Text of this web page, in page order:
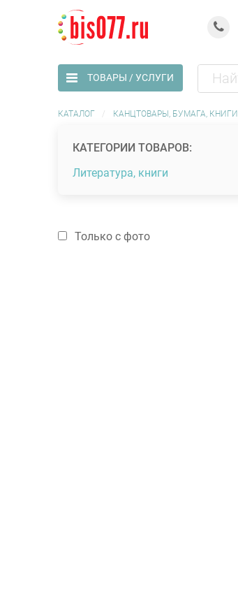
ТОВАРЫ / УСЛУГИ
КАТАЛОГ КАНЦТОВАРЫ, БУМАГА, КНИГИ
КАТЕГОРИИ ТОВАРОВ:
Литература, книги
Только с фото